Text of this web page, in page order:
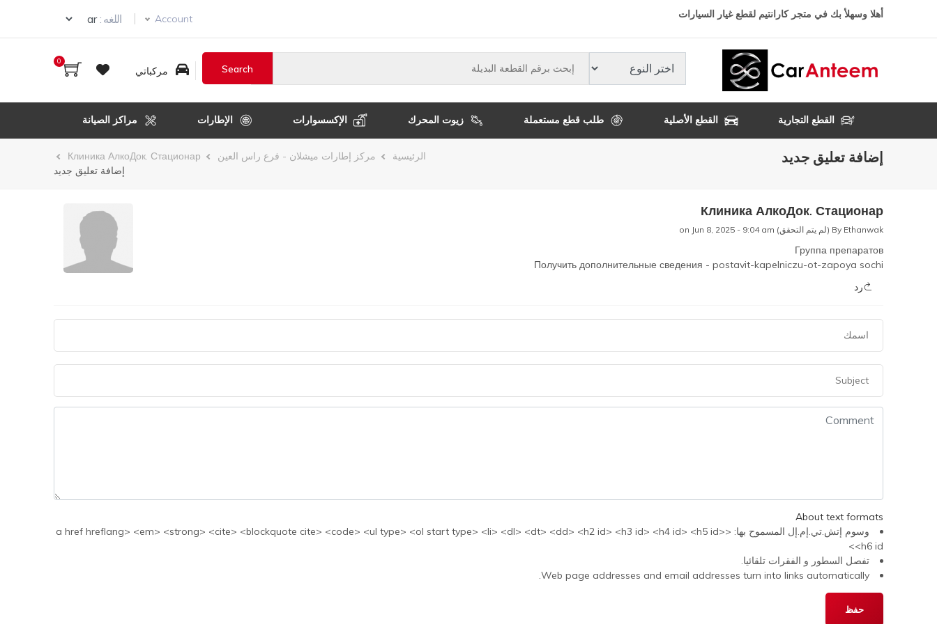
المحتوى
أهلا وسهلأ بك في متجر كارانتيم لقطع غيار السيارات Account اللغه :
Select your language
مركباتي
0
القطع التجارية القطع الأصلية طلب قطع مستعملة زيوت المحرك الإكسسوارات الإطارات مراكز الصيانة
إضافة تعليق جديد
مسارالرئيسية مركز إطارات ميشلان - فرع راس العين
Клиника АлкоДок. Стационар
إضافة تعليق جديد
Клиника АлкоДок. Стационар
By Ethanwak (لم يتم التحقق)
Группа препаратов
Получить дополнительные сведения - postavit-kapelniczu-ot-zapoya sochi
رد
About text formats
وسوم إتش.تي.إم.إل المسموح بها: <a href hreflang> <em> <strong> <cite> <blockquote cite> <code> <ul type> <ol start type> <li> <dl> <dt> <dd> <h2 id> <h3 id> <h4 id> <h5 id>
<h6 id>
تفصل السطور و الفقرات تلقائيا.
Web page addresses and email addresses turn into links automatically.